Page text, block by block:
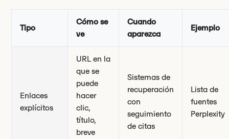
Tipo
Cómo se
ve
Cuando
aparezca
Ejemplo
Enlaces
explícitos
URL en la
que se
puede
hacer
clic,
título,
breve
Sistemas de
recuperación
con
seguimiento
de citas
Lista de
fuentes
Perplexity